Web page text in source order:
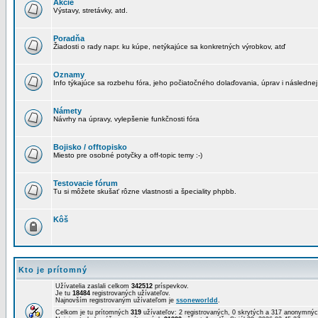
Akcie
Výstavy, stretávky, atd.
Poradňa
Žiadosti o rady napr. ku kúpe, netýkajúce sa konkretných výrobkov, atď
Oznamy
Info týkajúce sa rozbehu fóra, jeho počiatočného dolaďovania, úprav i následnej
Námety
Návrhy na úpravy, vylepšenie funkčnosti fóra
Bojisko / offtopisko
Miesto pre osobné potyčky a off-topic temy :-)
Testovacie fórum
Tu si môžete skušať rôzne vlastnosti a špeciality phpbb.
Kôš
Kto je prítomný
Užívatelia zaslali celkom 342512 príspevkov.
Je tu 18484 registrovaných užívateľov.
Najnovším registrovaným užívateľom je ssoneworldd .
Celkom je tu prítomných 319 užívateľov: 2 registrovaných, 0 skrytých a 317